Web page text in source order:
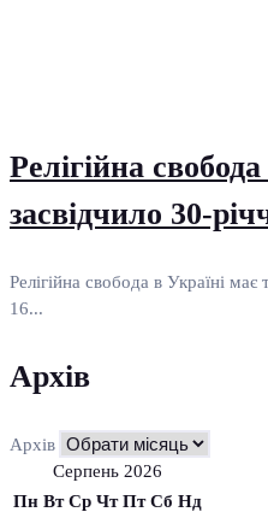
Релігійна
засвідчило 30-
Релігійна свобода в Україні
16...
Архів
Архів
Серпень 2026
Пн Вт Ср Чт Пт Сб Нд